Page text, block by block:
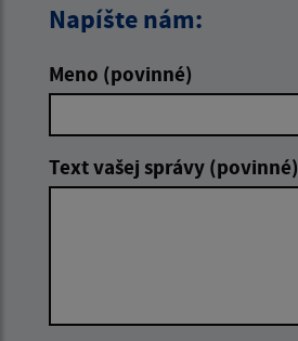
Napíšte nám:
Meno (povinné)
Text vašej správy (povinné)